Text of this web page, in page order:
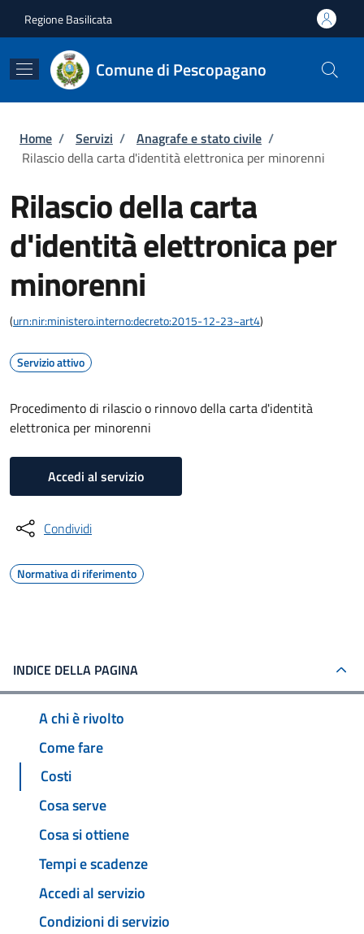
Regione Basilicata
Comune di Pescopagano
Briciole di pane
Home / Servizi / Anagrafe e stato civile /
Rilascio della carta d'identità elettronica per minorenni
Rilascio della carta
d'identità elettronica per
minorenni
(urn:nir:ministero.interno:decreto:2015-12-23~art4)
Servizio attivo
Procedimento di rilascio o rinnovo della carta d'identità
elettronica per minorenni
Accedi al servizio
Condividi
Normativa di riferimento
INDICE DELLA PAGINA
A chi è rivolto
Come fare
Costi
Cosa serve
Cosa si ottiene
Tempi e scadenze
Accedi al servizio
Condizioni di servizio